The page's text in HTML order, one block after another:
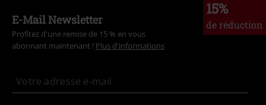
15%
de réduction
E-Mail Newsletter
Profitez d'une remise de 15 % en vous
abonnant maintenant ! Plus d'informations